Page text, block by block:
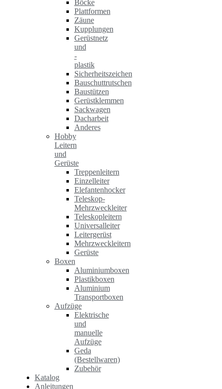
Böcke
Plattformen
Zäune
Kupplungen
Gerüstnetz
und
-
plastik
Sicherheitszeichen
Bauschuttrutschen
Baustützen
Gerüstklemmen
Sackwagen
Dacharbeit
Anderes
Hobby
Leitern
und
Gerüste
Treppenleitern
Einzelleiter
Elefantenhocker
Teleskop-
Mehrzweckleiter
Teleskopleitern
Universalleiter
Leitergerüst
Mehrzweckleitern
Gerüste
Boxen
Aluminiumboxen
Plastikboxen
Aluminium
Transportboxen
Aufzüge
Elektrische
und
manuelle
Aufzüge
Geda
(Bestellwaren)
Zubehör
Katalog
Anleitungen